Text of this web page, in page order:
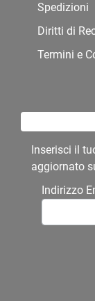
Spedizioni
Diritti di
Termini e
Inserisci il
aggiornato
Indirizzo